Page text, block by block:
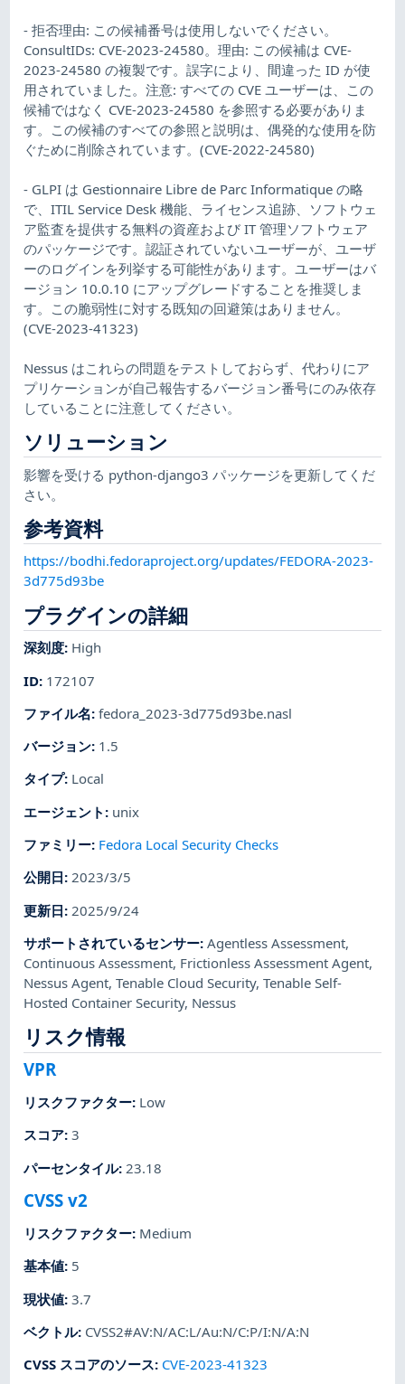
- 拒否理由: この候補番号は使用しないでください。
ConsultIDs: CVE-2023-24580。理由: この候補は CVE-
2023-24580 の複製です。誤字により、間違った ID が使
用されていました。注意: すべての CVE ユーザーは、この
候補ではなく CVE-2023-24580 を参照する必要がありま
す。この候補のすべての参照と説明は、偶発的な使用を防
ぐために削除されています。(CVE-2022-24580)
- GLPI は Gestionnaire Libre de Parc Informatique の略
で、ITIL Service Desk 機能、ライセンス追跡、ソフトウェ
ア監査を提供する無料の資産および IT 管理ソフトウェア
のパッケージです。認証されていないユーザーが、ユーザ
ーのログインを列挙する可能性があります。ユーザーはバ
ージョン 10.0.10 にアップグレードすることを推奨しま
す。この脆弱性に対する既知の回避策はありません。
(CVE-2023-41323)
Nessus はこれらの問題をテストしておらず、代わりにア
プリケーションが自己報告するバージョン番号にのみ依存
していることに注意してください。
ソリューション
影響を受ける python-django3 パッケージを更新してくだ
さい。
参考資料
https://bodhi.fedoraproject.org/updates/FEDORA-2023-
3d775d93be
プラグインの詳細
深刻度: High
ID: 172107
ファイル名:fedora_2023-3d775d93be.nasl
バージョン: 1.5
タイプ: Local
エージェント : unix
ファミリー: Fedora Local Security Checks
公開日:2023/3/5
更新日: 2025/9/24
サポートされているセンサー:Agentless Assessment,
Continuous Assessment, Frictionless Assessment Agent,
Nessus Agent,Tenable Cloud Security,Tenable Self-
Hosted Container Security, Nessus
リスク情報
VPR
リスクファクター: Low
スコア:3
パーセンタイル: 23.18
CVSS v2
リスクファクター: Medium
基本値: 5
現状値:3.7
ベクトル: CVSS2#AV:N/AC:L/Au:N/C:P/I:N/A:N
CVSS スコアのソース: CVE-2023-41323